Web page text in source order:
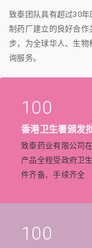
致泰团队具有超过30
制药厂建立的良好合作
步，为全球华人、生物
询服务。
100
香港卫生署颁发
致泰药业有限公司
产品全程受政府卫
件齐备、手续齐全
100